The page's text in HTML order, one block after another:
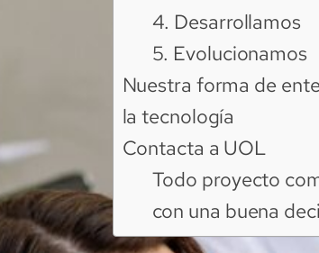
4. Desarrollamos
5. Evolucionamos
Nuestra forma de
la tecnología
Contacta a UOL
Todo proyecto
con una buena